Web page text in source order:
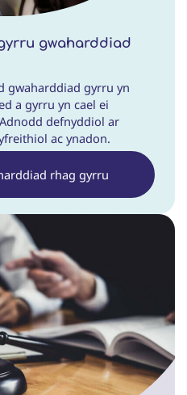
gwaharddiad
gwaharddiad gyrru yn
a gyrru yn cael ei
defnyddiol ar
ac ynadon.
rhag gyrru